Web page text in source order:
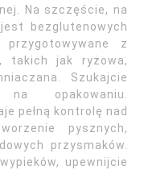
Na szczęście, na
bezglutenowych
z
takich jak ryżowa,
Szukajcie
na opakowaniu.
pełną kontrolę nad
pysznych,
przysmaków.
upewnijcie